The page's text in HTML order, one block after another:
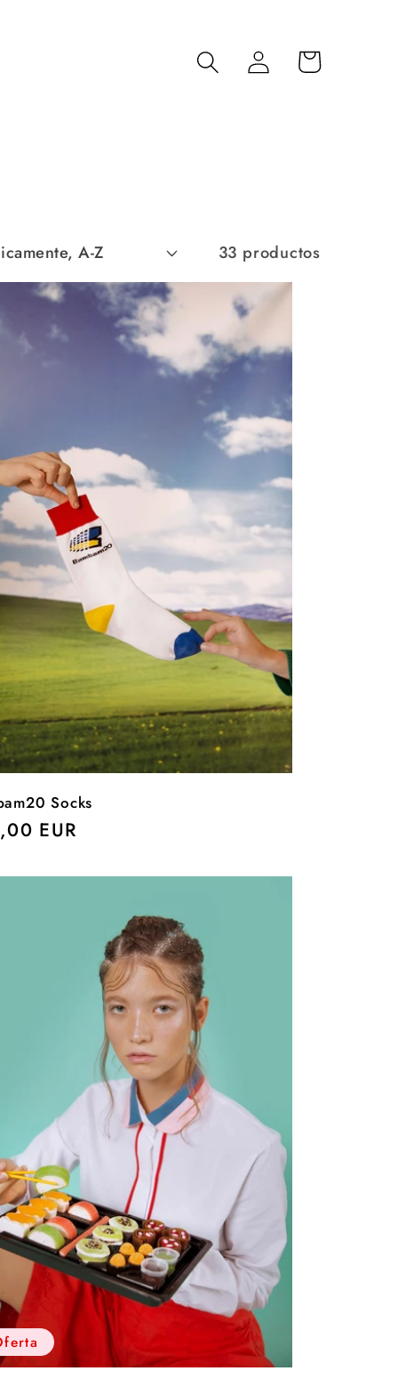
Iniciar
sesión
Carrito
33 productos
Socks
EUR